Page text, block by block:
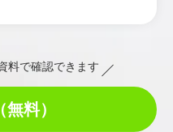
料で確認できます
料）